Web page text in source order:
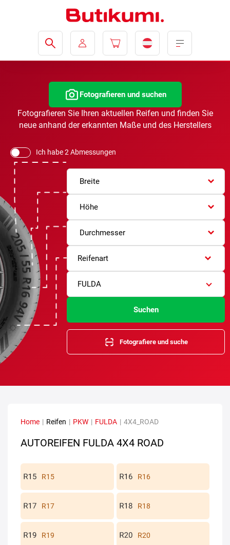
Fotografieren und suchen
Fotografieren Sie Ihren aktuellen Reifen und finden Sie
neue anhand der erkannten Maße und des Herstellers
Ich habe 2 Abmessungen
Breite
Höhe
Durchmesser
Reifenart
FULDA
Suchen
Fotografiere und suche
Home | Reifen | PKW | FULDA | 4X4_ROAD
AUTOREIFEN FULDA 4X4 ROAD
R15 R16
R17 R18
R19 R20